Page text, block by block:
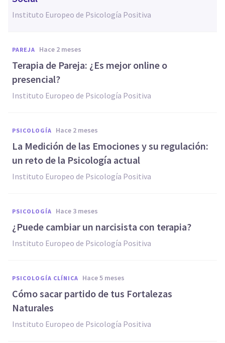
Instituto Europeo de Psicología Positiva
PAREJA hace 2 meses
Terapia de Pareja: ¿Es mejor online o
presencial?
Instituto Europeo de Psicología Positiva
PSICOLOGÍA hace 2 meses
La Medición de las Emociones y su regulación:
un reto de la Psicología actual
Instituto Europeo de Psicología Positiva
PSICOLOGÍA hace 3 meses
¿Puede cambiar un narcisista con terapia?
Instituto Europeo de Psicología Positiva
PSICOLOGÍA CLÍNICA hace 5 meses
Cómo sacar partido de tus Fortalezas
Naturales
Instituto Europeo de Psicología Positiva